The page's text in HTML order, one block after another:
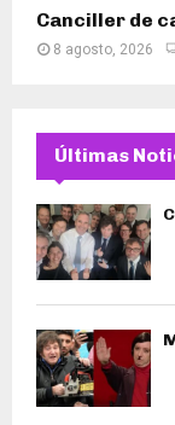
Canciller de
8 agosto, 2026
Últimas